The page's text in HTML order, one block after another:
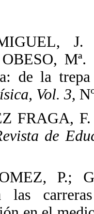
Mª.
de la
Vol. 3,
FRAGA,
de
P.;
las